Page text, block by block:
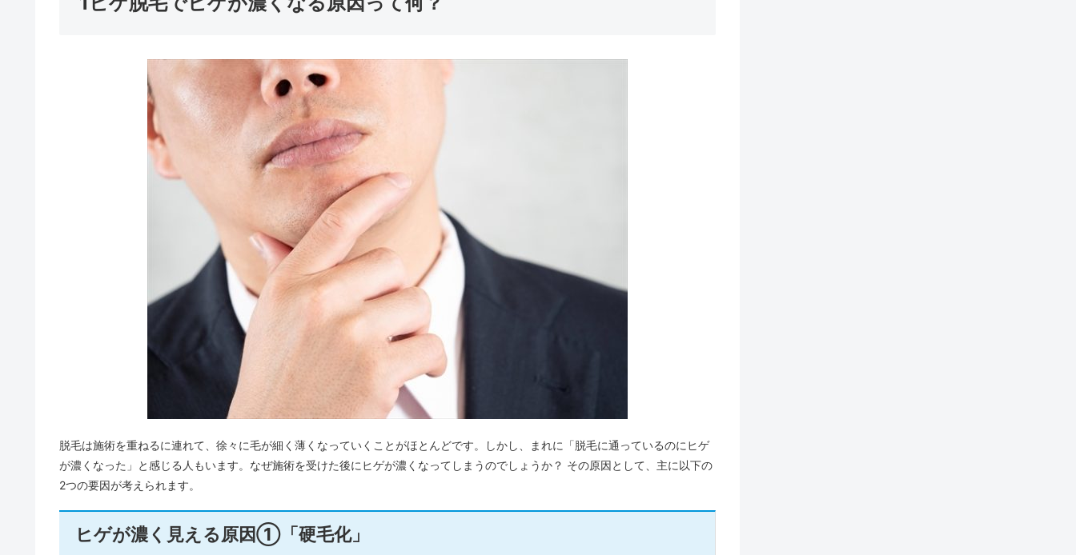
脱毛は施術を重ねるに連れて、徐々に毛が細く薄くなっていくことがほとんどです。しかし、まれに「脱毛に通っているのにヒゲ
が濃くなった」と感じる人もいます。なぜ施術を受けた後にヒゲが濃くなってしまうのでしょうか？ その原因として、主に以下の
2つの要因が考えられます。
ヒゲが濃く見える原因①「硬毛化」